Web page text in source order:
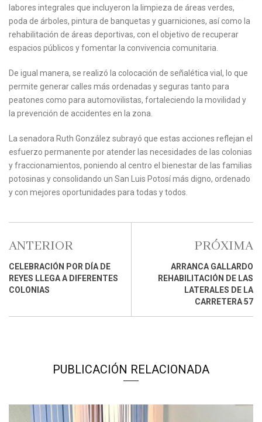
labores integrales que incluyeron la limpieza de áreas verdes,
poda de árboles, pintura de banquetas y guarniciones, así como la
rehabilitación de áreas deportivas, con el objetivo de recuperar
espacios públicos y fomentar la convivencia comunitaria.
De igual manera, se realizó la colocación de señalética vial, lo que
permite generar calles más ordenadas y seguras tanto para
peatones como para automovilistas, fortaleciendo la movilidad y
la prevención de accidentes en la zona.
La senadora Ruth González subrayó que estas acciones reflejan el
esfuerzo permanente por atender las necesidades de las colonias
y fraccionamientos, poniendo al centro el bienestar de las familias
potosinas y consolidando un San Luis Potosí más digno, ordenado
y con mejores oportunidades para todas y todos.
ANTERIOR
CELEBRACIÓN POR DÍA DE
REYES LLEGA A DIFERENTES
COLONIAS
PRÓXIMA
ARRANCA GALLARDO
REHABILITACIÓN DE LAS
LATERALES DE LA
CARRETERA 57
PUBLICACIÓN RELACIONADA